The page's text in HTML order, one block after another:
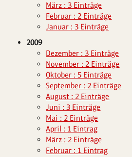
März : 3 Einträge
Februar : 2 Einträge
Januar : 3 Einträge
2009
Dezember : 3 Einträge
November : 2 Einträge
Oktober : 5 Einträge
September : 2 Einträge
August : 2 Einträge
Juni : 3 Einträge
Mai : 2 Einträge
April : 1 Eintrag
März : 2 Einträge
Februar : 1 Eintrag